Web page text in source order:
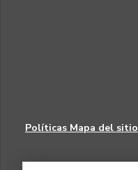
Políticas Mapa del sitio